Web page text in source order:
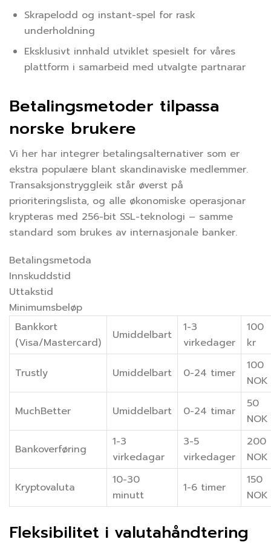
Skrapelodd og instant-spel for rask
underholdning
Eksklusivt innhald utviklet spesielt for våres
plattform i samarbeid med utvalgte partnarar
Betalingsmetoder tilpassa
norske brukere
Vi her har integrer betalingsalternativer som er
ekstra populære blant skandinaviske medlemmer.
Transaksjonstryggleik står øverst på
prioriteringslista, og alle økonomiske operasjonar
krypteras med 256-bit SSL-teknologi – samme
standard som brukes av internasjonale banker.
Betalingsmetoda
Innskuddstid
Uttakstid
Minimumsbeløp
Bankkort
(Visa/Mastercard)
Umiddelbart
1-3
virkedager
100
kr
Trustly Umiddelbart 0-24 timer
100
NOK
MuchBetter Umiddelbart 0-24 timar
50
NOK
Bankoverføring
1-3
virkedagar
3-5
virkedager
200
NOK
Kryptovaluta
10-30
minutt
1-6 timer
150
NOK
Fleksibilitet i valutahåndtering